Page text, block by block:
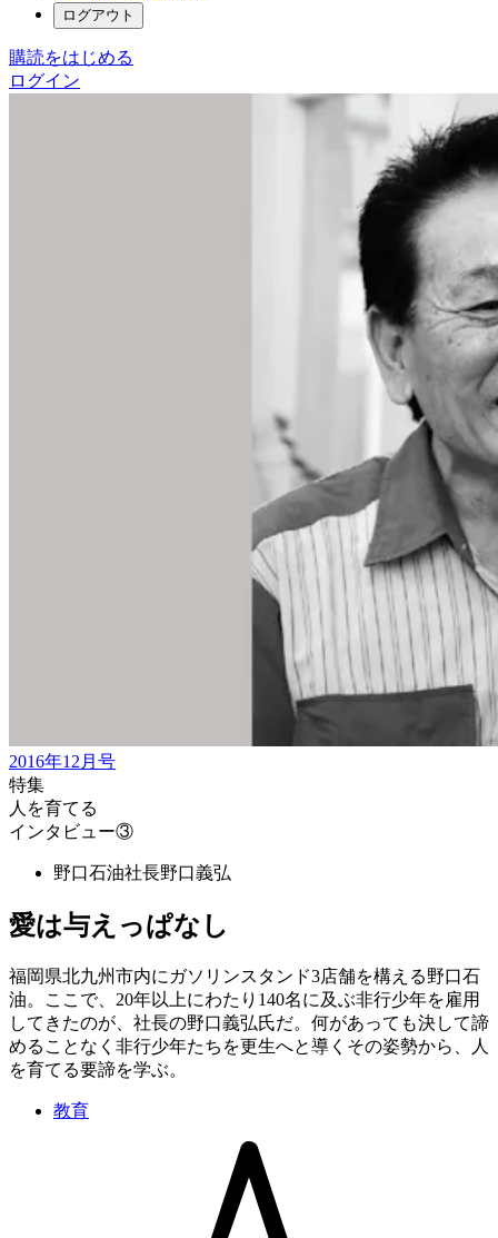
ログアウト
購読をはじめる
ログイン
2016年12月号
特集
人を育てる
インタビュー③
野口石油社長野口義弘
愛は与えっぱなし
福岡県北九州市内にガソリンスタンド3店舗を構える野口石
油。ここで、20年以上にわたり140名に及ぶ非行少年を雇用
してきたのが、社長の野口義弘氏だ。何があっても決して諦
めることなく非行少年たちを更生へと導くその姿勢から、人
を育てる要諦を学ぶ。
教育